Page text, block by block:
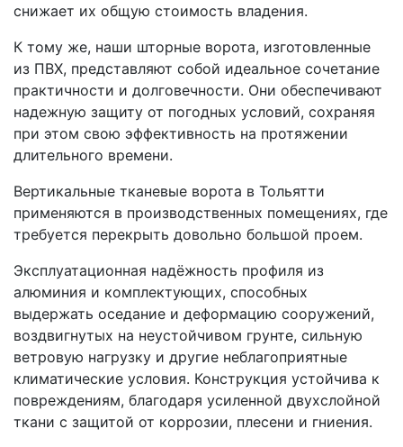
снижает их общую стоимость владения.
К тому же, наши шторные ворота, изготовленные
из ПВХ, представляют собой идеальное сочетание
практичности и долговечности. Они обеспечивают
надежную защиту от погодных условий, сохраняя
при этом свою эффективность на протяжении
длительного времени.
Вертикальные тканевые ворота в Тольятти
применяются в производственных помещениях, где
требуется перекрыть довольно большой проем.
Эксплуатационная надёжность профиля из
алюминия и комплектующих, способных
выдержать оседание и деформацию сооружений,
воздвигнутых на неустойчивом грунте, сильную
ветровую нагрузку и другие неблагоприятные
климатические условия. Конструкция устойчива к
повреждениям, благодаря усиленной двухслойной
ткани с защитой от коррозии, плесени и гниения.